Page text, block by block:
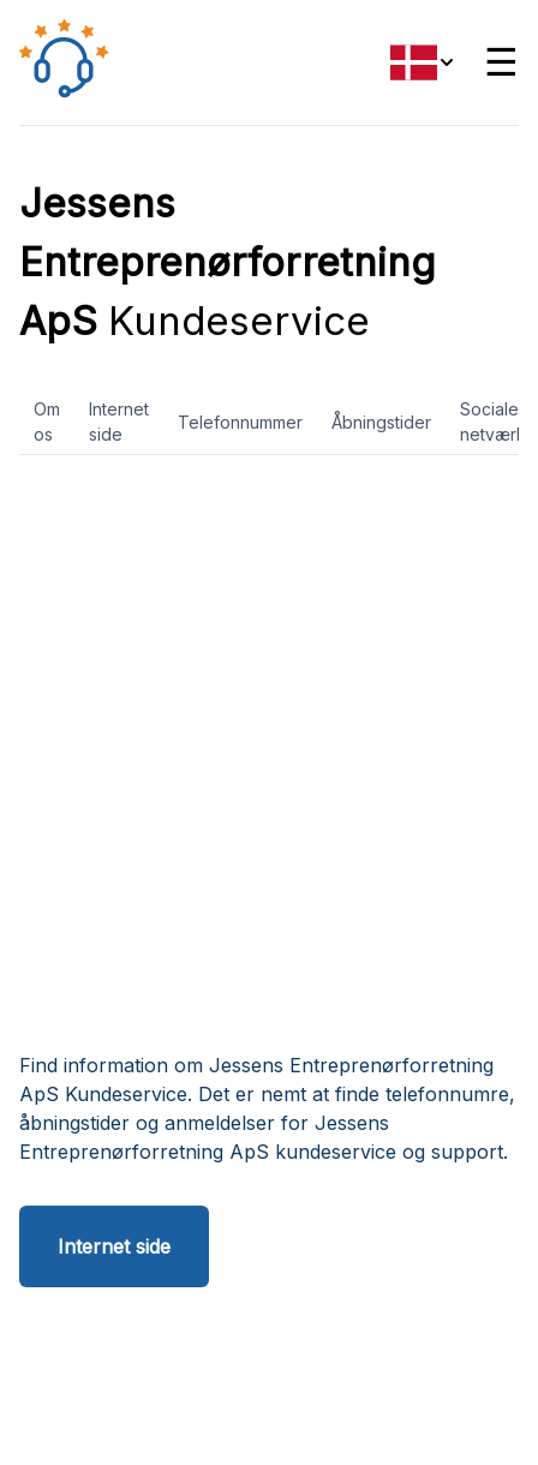
☰
Jessens
Entreprenørforretning
ApS Kundeservice
Om
os
Internet
side
Telefonnummer Åbningstider
Sociale
netværk
Find information om Jessens Entreprenørforretning
ApS Kundeservice. Det er nemt at finde telefonnumre,
åbningstider og anmeldelser for Jessens
Entreprenørforretning ApS kundeservice og support.
Internet side